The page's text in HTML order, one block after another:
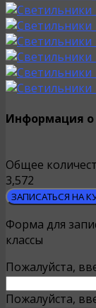
Информация
Общее
3,572
ЗАПИСАТЬСЯ НА
Форма для
классы
Пожалуйста,
Пожалуйста,